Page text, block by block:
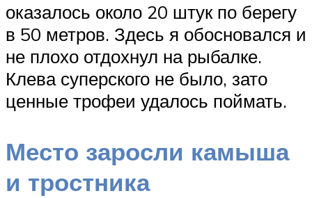
оказалось около 20 штук по берегу
в 50 метров. Здесь я обосновался и
не плохо отдохнул на рыбалке.
Клева суперского не было, зато
ценные трофеи удалось поймать.
Место заросли камыша
и тростника